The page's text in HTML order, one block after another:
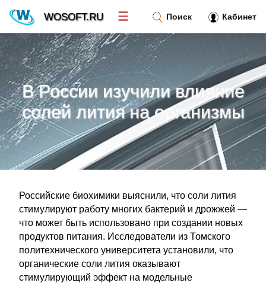
В России изучили влияние
солей лития на организмы
Российские биохимики выяснили, что соли лития
стимулируют работу многих бактерий и дрожжей —
что может быть использовано при создании новых
продуктов питания. Исследователи из Томского
политехнического университета установили, что
органические соли лития оказывают
стимулирующий эффект на модельные
Поиск Кабинет
WOSOFT.RU ☰
Новости»
Тренд новостей »
Рубрики»
Правила»
Контакт»